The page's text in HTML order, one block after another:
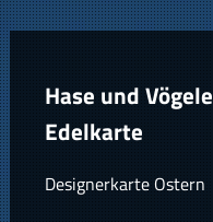
Hase und Vögele
Edelkarte
Designerkarte Ostern